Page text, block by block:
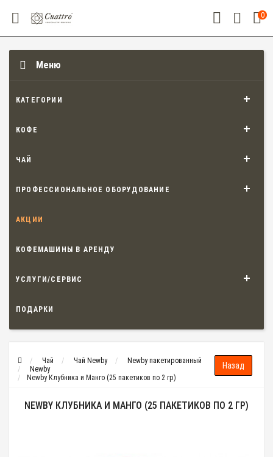
0
Меню
КАТЕГОРИИ
КОФЕ
ЧАЙ
ПРОФЕССИОНАЛЬНОЕ ОБОРУДОВАНИЕ
АКЦИИ
КОФЕМАШИНЫ В АРЕНДУ
УСЛУГИ/СЕРВИС
ПОДАРКИ
Чай Чай Newby
Newby пакетированный
Newby
Newby Клубника и Манго (25 пакетиков по 2 гр)
NEWBY КЛУБНИКА И МАНГО (25 ПАКЕТИКОВ ПО 2 ГР)